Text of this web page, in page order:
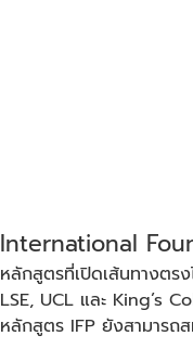
International
หลักสูตรที่เปิดเส้นทางตร
LSE, UCL และ King’s
หลักสูตร IFP ยังสามารถส